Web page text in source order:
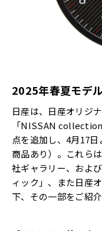
2025年春夏モデル
日産は、日産オリジ
「NISSAN
点を追加し、4月17
商品あり）。これら
社ギャラリー、およ
ィック」、また日産
下、その一部をご紹介